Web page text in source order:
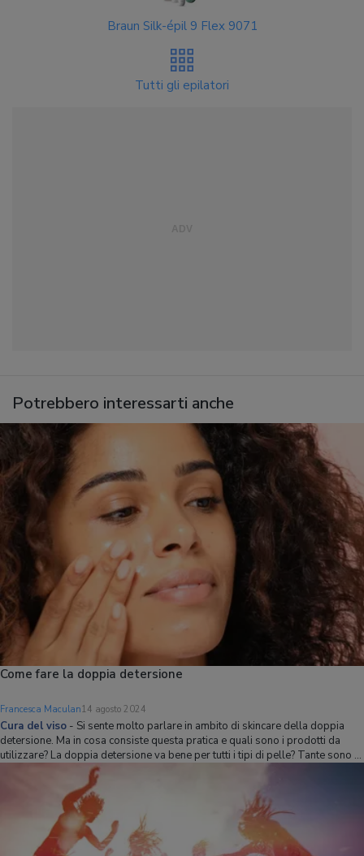
Braun Silk-épil 9 Flex 9071
Tutti gli epilatori
Potrebbero interessarti anche
Come fare la doppia detersione
Francesca Maculan14 agosto 2024
Cura del viso - Si sente molto parlare in ambito di skincare della doppia
detersione. Ma in cosa consiste questa pratica e quali sono i prodotti da
utilizzare? La doppia detersione va bene per tutti i tipi di pelle? Tante sono le
domande e le risposte utili per fare una doppia detersione che sia rispettosa